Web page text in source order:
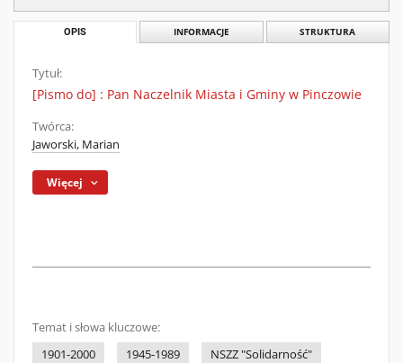
OPIS INFORMACJE STRUKTURA
Tytuł:
[Pismo do] : Pan Naczelnik Miasta i Gminy w Pinczowie
Twórca:
Jaworski, Marian
Więcej
Temat i słowa kluczowe:
1901-2000
1945-1989
NSZZ "Solidarność"